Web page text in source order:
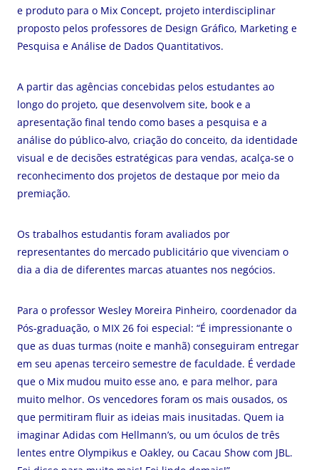
e produto para o Mix Concept, projeto interdisciplinar
proposto pelos professores de Design Gráfico, Marketing e
Pesquisa e Análise de Dados Quantitativos.
A partir das agências concebidas pelos estudantes ao
longo do projeto, que desenvolvem site, book e a
apresentação final tendo como bases a pesquisa e a
análise do público-alvo, criação do conceito, da identidade
visual e de decisões estratégicas para vendas, acalça-se o
reconhecimento dos projetos de destaque por meio da
premiação.
Os trabalhos estudantis foram avaliados por
representantes do mercado publicitário que vivenciam o
dia a dia de diferentes marcas atuantes nos negócios.
Para o professor Wesley Moreira Pinheiro, coordenador da
Pós-graduação, o MIX 26 foi especial: “É impressionante o
que as duas turmas (noite e manhã) conseguiram entregar
em seu apenas terceiro semestre de faculdade. É verdade
que o Mix mudou muito esse ano, e para melhor, para
muito melhor. Os vencedores foram os mais ousados, os
que permitiram fluir as ideias mais inusitadas. Quem ia
imaginar Adidas com Hellmann’s, ou um óculos de três
lentes entre Olympikus e Oakley, ou Cacau Show com JBL.